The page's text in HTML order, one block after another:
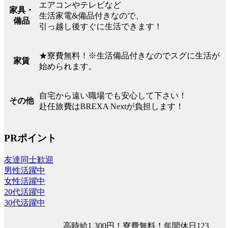
家具・
備品
エアコンやテレビなど
生活家電&備品付きなので、
引っ越し後すぐに生活できます！
家賃
★寮費無料！※生活備品付きなのでスグに生活が
始められます。
その他
自宅から遠い職場でも安心して下さい！
赴任旅費はBREXA Nextが負担します！
PRポイント
友達同士歓迎
男性活躍中
女性活躍中
20代活躍中
30代活躍中
高時給1,300円！寮費無料！年間休日123